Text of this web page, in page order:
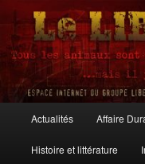
Aller
contenu
principalLe Libertaire
principal
Actualités Affaire
Histoire et littérature